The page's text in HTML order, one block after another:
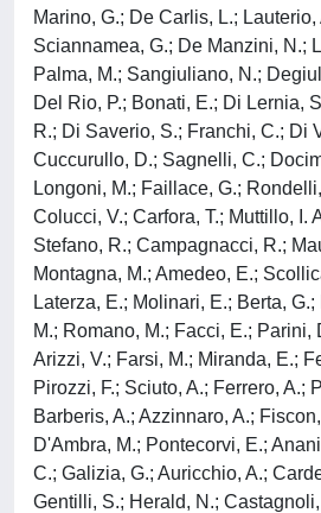
Marino, G.; De Carlis, L.;
Sciannamea, G.; De Manzini, N.;
Palma, M.; Sangiuliano, N.;
Del Rio, P.; Bonati, E.; Di Lernia,
R.; Di Saverio, S.; Franchi, C.; Di
Cuccurullo, D.; Sagnelli, C.;
Longoni, M.; Faillace, G.;
Colucci, V.; Carfora, T.; Muttillo, I.
Stefano, R.; Campagnacci, R.;
Montagna, M.; Amedeo, E.;
Laterza, E.; Molinari, E.; Berta,
M.; Romano, M.; Facci, E.; Parini,
Arizzi, V.; Farsi, M.; Miranda, E.;
Pirozzi, F.; Sciuto, A.; Ferrero, A.;
Barberis, A.; Azzinnaro, A.;
D'Ambra, M.; Pontecorvi, E.;
C.; Galizia, G.; Auricchio, A.;
Gentilli, S.; Herald, N.;